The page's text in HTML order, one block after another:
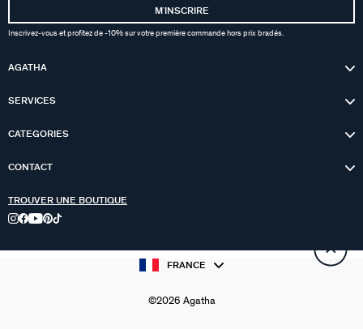
MʼINSCRIRE
Inscrivez-vous et profitez de -10% sur votre première commande hors prix bradés.
AGATHA
SERVICES
CATEGORIES
CONTACT
TROUVER UNE BOUTIQUE
FRANCE
©2026 Agatha